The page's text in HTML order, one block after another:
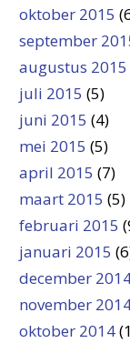
oktober 2015
september
augustus 2015
juli 2015 (5)
juni 2015 (4)
mei 2015 (5)
april 2015 (7)
maart 2015 (5)
februari 2015
januari 2015
december
november
oktober 2014